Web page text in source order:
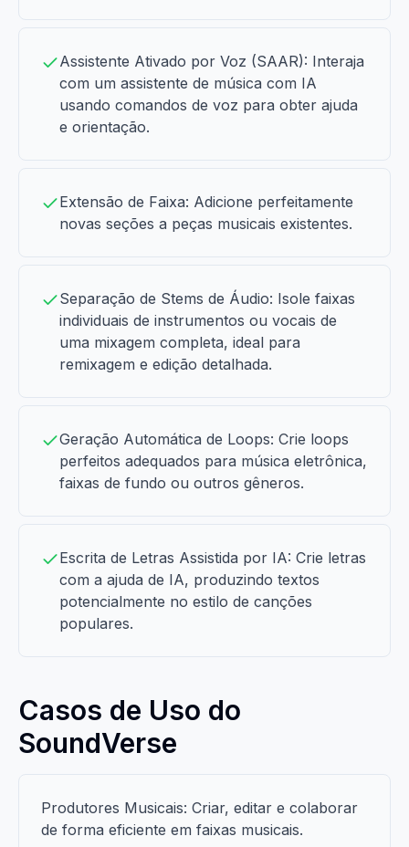
Assistente Ativado por Voz (SAAR): Interaja
com um assistente de música com IA
usando comandos de voz para obter ajuda
e orientação.
Extensão de Faixa: Adicione perfeitamente
novas seções a peças musicais existentes.
Separação de Stems de Áudio: Isole faixas
individuais de instrumentos ou vocais de
uma mixagem completa, ideal para
remixagem e edição detalhada.
Geração Automática de Loops: Crie loops
perfeitos adequados para música eletrônica,
faixas de fundo ou outros gêneros.
Escrita de Letras Assistida por IA: Crie letras
com a ajuda de IA, produzindo textos
potencialmente no estilo de canções
populares.
Casos de Uso do
SoundVerse
Produtores Musicais: Criar, editar e colaborar
de forma eficiente em faixas musicais.